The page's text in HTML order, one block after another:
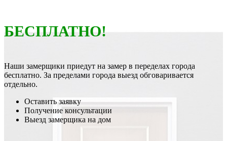
БЕСПЛАТНО!
Наши замерщики приедут на замер в переделах города
бесплатно. За пределами города выезд обговаривается
отдельно.
Оставить заявку
Получение консультации
Выезд замерщика на дом